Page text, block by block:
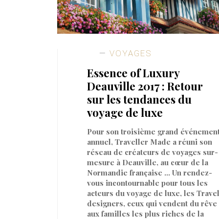
VOYAGES
Essence of Luxury
Deauville 2017 : Retour
sur les tendances du
voyage de luxe
Pour son troisième grand
annuel, Traveller Made a réuni son
réseau de créateurs de voyages sur-
mesure à Deauville, au cœur de la
Normandie française … Un rendez-
vous incontournable pour tous les
acteurs du voyage de luxe, les Travel
designers, ceux qui vendent du rêve
aux familles les plus riches de la